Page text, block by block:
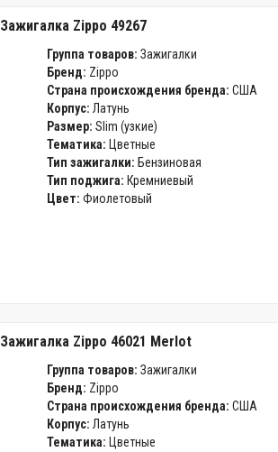
Зажигалка Zippo 49267
Группа товаров: Зажигалки
Бренд: Zippo
Страна происхождения бренда: США
Корпус: Латунь
Размер: Slim (узкие)
Тематика: Цветные
Тип зажигалки: Бензиновая
Тип поджига: Кремниевый
Цвет: Фиолетовый
Зажигалка Zippo 46021 Merlot
Группа товаров: Зажигалки
Бренд: Zippo
Страна происхождения бренда: США
Корпус: Латунь
Тематика: Цветные